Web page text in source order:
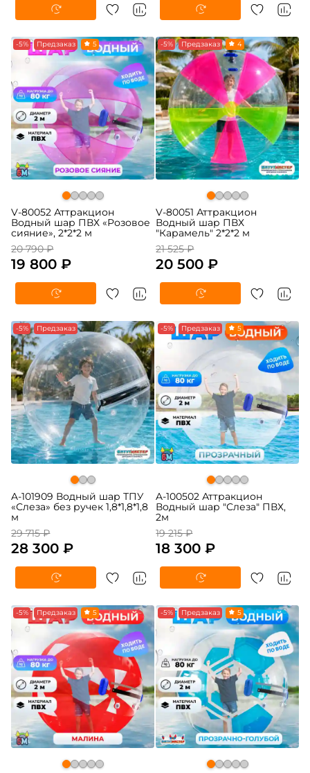
-5% Предзаказ 5
V-80052 Аттракцион
Водный шар ПВХ «Розовое
сияние», 2*2*2 м
20 790 ₽
19 800 ₽
-5% Предзаказ 4
V-80051 Аттракцион
Водный шар ПВХ
"Карамель" 2*2*2 м
21 525 ₽
20 500 ₽
-5% Предзаказ
A-101909 Водный шар ТПУ
«Слеза» без ручек 1,8*1,8*1,8
м
29 715 ₽
28 300 ₽
-5% Предзаказ 5
A-100502 Аттракцион
Водный шар "Слеза" ПВХ,
2м
19 215 ₽
18 300 ₽
-5% Предзаказ 5 -5% Предзаказ 5